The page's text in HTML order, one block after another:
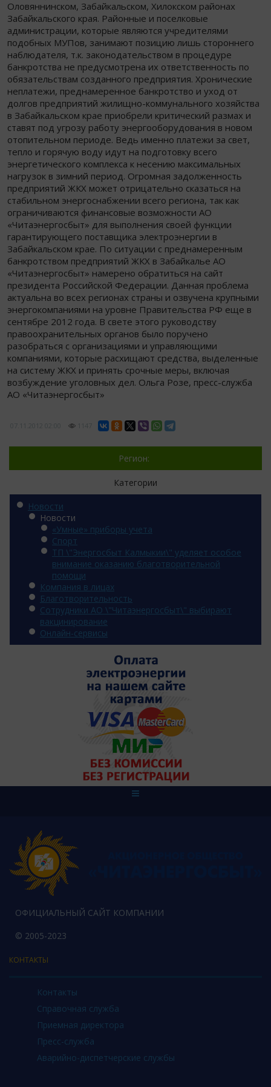
Оловяннинском, Забайкальском, Хилокском районах
Забайкальского края. Районные и поселковые
администрации, которые являются учредителями
подобных МУПов, занимают позицию лишь стороннего
наблюдателя, т.к. законодательством в процедуре
банкротства не предусмотрена их ответственность по
обязательствам созданного предприятия. Хронические
неплатежи, преднамеренное банкротство и уход от
долгов предприятий жилищно-коммунального хозяйства
в Забайкальском крае приобрели критический размах и
ставят под угрозу работу энергооборудования в новом
отопительном периоде. Ведь именно платежи за свет,
тепло и горячую воду идут на подготовку всего
энергетического комплекса к несению максимальных
нагрузок в зимний период. Огромная задолженность
предприятий ЖКХ может отрицательно сказаться на
стабильном энергоснабжении всего региона, так как
ограничиваются финансовые возможности АО
«Читаэнергосбыт» для выполнения своей функции
гарантирующего поставщика электроэнергии в
Забайкальском крае. По ситуации с преднамеренным
банкротством предприятий ЖКХ в Забайкалье АО
«Читаэнергосбыт» намерено обратиться на сайт
президента Российской Федерации. Данная проблема
актуальна во всех регионах страны и озвучена крупными
энергокомпаниями на уровне Правительства РФ еще в
сентябре 2012 года. В свете этого руководству
правоохранительных органов было поручено
разобраться с организациями и управляющими
компаниями, которые расхищают средства, выделенные
на систему ЖКХ и принять срочные меры, включая
возбуждение уголовных дел. Ольга Розе, пресс-служба
АО «Читаэнергосбыт»
Регион:
Категории
Новости
Новости
«Умные» приборы учета
Спорт
ТП \"Энергосбыт Калмыкии\" уделяет особое
внимание оказанию благотворительной
помощи
Компания в лицах
Благотворительность
Сотрудники АО \"Читаэнергосбыт\" выбирают
вакцинирование
Онлайн-сервисы
ОФИЦИАЛЬНЫЙ САЙТ КОМПАНИИ
© 2005-2023
КОНТАКТЫ
Контакты
Справочная служба
Приемная директора
Пресс-служба
Аварийно-диспетчерские службы